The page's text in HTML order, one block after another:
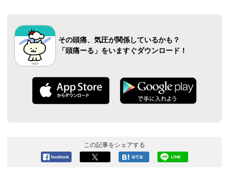
その頭痛、気圧が関係しているかも？
「頭痛ーる」をいますぐダウンロード！
この記事をシェアする